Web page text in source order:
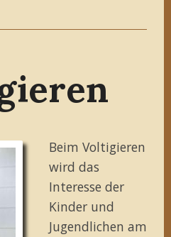
Beim Voltigieren
wird das
Interesse der
Kinder und
Jugendlichen am